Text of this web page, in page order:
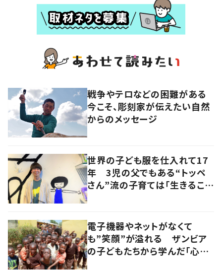
戦争やテロなどの困難がある
今こそ、彫刻家が伝えたい自然
からのメッセージ
世界の子ども服を仕入れて17
年 3児の父でもある“トッペ
さん”流の子育ては「生きること
電子機器やネットがなくて
も”笑顔”が溢れる ザンビア
の子どもたちから学んだ「心の